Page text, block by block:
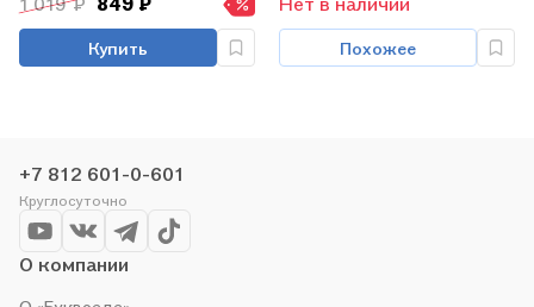
Купить Похожее
+7 812 601-0-601
Круглосуточно
О компании